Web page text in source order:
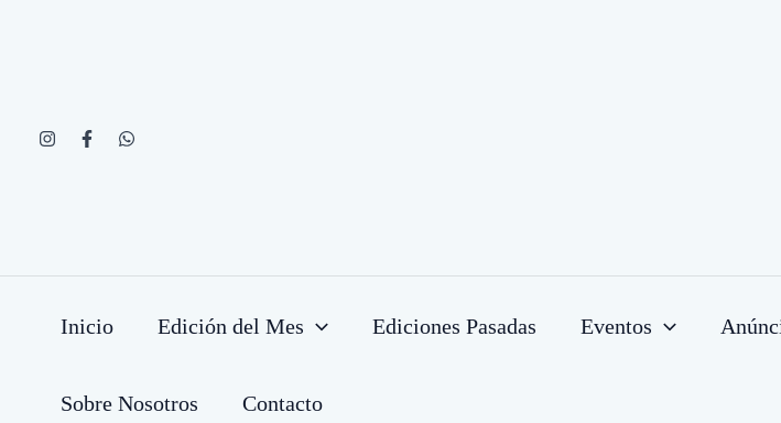
Inicio Edición del Mes Ediciones Pasadas Eventos
Sobre Nosotros Contacto